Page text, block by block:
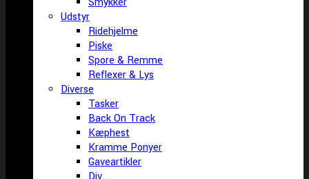
Udstyr
Ridehjelme
Piske
Spore & Remme
Reflexer & Lys
Diverse
Tasker
Back On Track
Kæphest
Kramme Ponyer
Gaveartikler